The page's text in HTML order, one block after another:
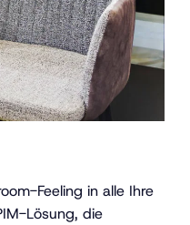
Feeling in alle Ihre
Lösung, die